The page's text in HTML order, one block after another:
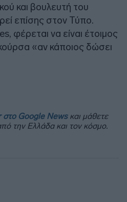
και βουλευτή του
επίσης στον Τύπο.
φέρεται να είναι έτοιμος
«αν κάποιος δώσει
στο Google Newsκαι μάθετε
την Ελλάδα και τον κόσμο.